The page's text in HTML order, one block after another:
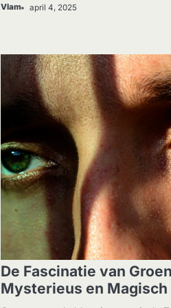
Vlam april 4, 2025
GEZONDHEID
De Fascinatie van
Mysterieus en Magisch